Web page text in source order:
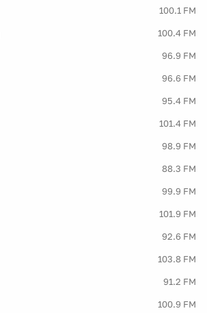
100.1 FM
100.4 FM
96.9 FM
96.6 FM
95.4 FM
101.4 FM
98.9 FM
88.3 FM
99.9 FM
101.9 FM
92.6 FM
103.8 FM
91.2 FM
100.9 FM